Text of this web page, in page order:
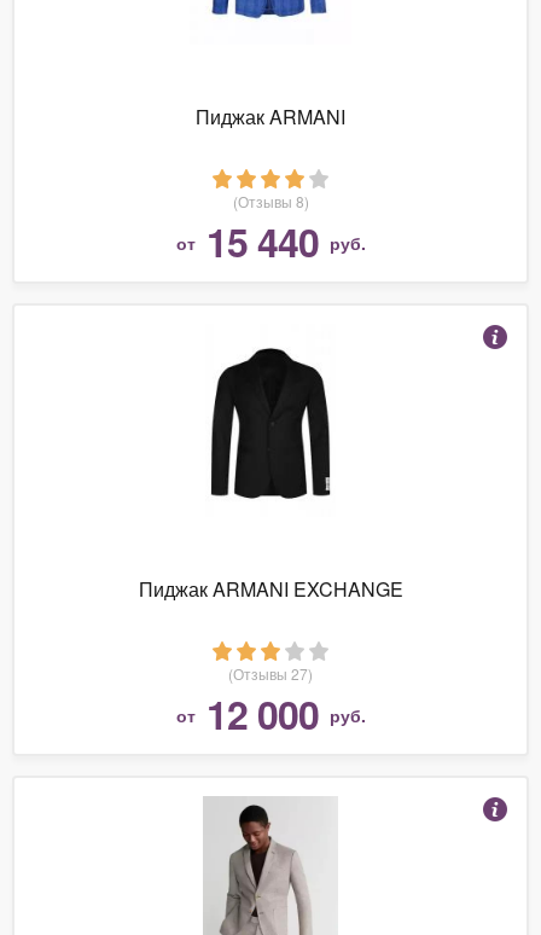
Пиджак ARMANI
(Отзывы 8)
от 15 440 руб.
Пиджак ARMANI EXCHANGE
(Отзывы 27)
от 12 000 руб.